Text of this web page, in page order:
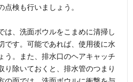
点検も行いましょう。
は、洗面ボウルをこまめに清掃し
です。可能であれば、使用後に水
う。また、排水口のヘアキャッチ
り除いておくと、排水管のつまり